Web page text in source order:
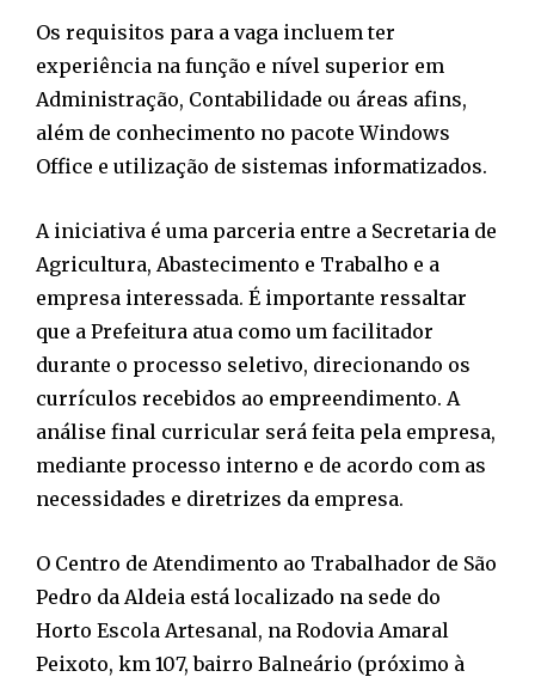
Os requisitos para a vaga incluem ter
experiência na função e nível superior em
Administração, Contabilidade ou áreas afins,
além de conhecimento no pacote Windows
Office e utilização de sistemas informatizados.
A iniciativa é uma parceria entre a Secretaria de
Agricultura, Abastecimento e Trabalho e a
empresa interessada. É importante ressaltar
que a Prefeitura atua como um facilitador
durante o processo seletivo, direcionando os
currículos recebidos ao empreendimento. A
análise final curricular será feita pela empresa,
mediante processo interno e de acordo com as
necessidades e diretrizes da empresa.
O Centro de Atendimento ao Trabalhador de São
Pedro da Aldeia está localizado na sede do
Horto Escola Artesanal, na Rodovia Amaral
Peixoto, km 107, bairro Balneário (próximo à